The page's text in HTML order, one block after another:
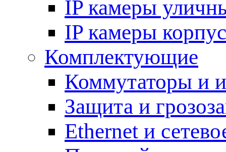
IP камеры
IP камеры
Комплектующие
Коммутаторы и
Защита и
Ethernet и